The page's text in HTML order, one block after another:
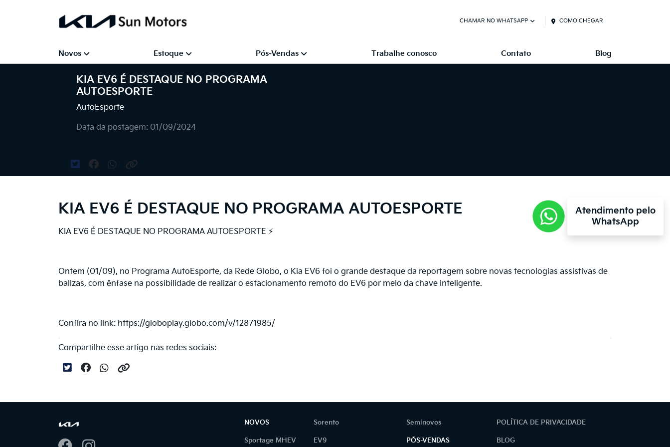
CHAMAR NO WHATSAPP COMO CHEGAR
Novos Estoque Pós-Vendas Trabalhe conosco Contato Blog
KIA EV6 É DESTAQUE NO PROGRAMA
AUTOESPORTE
AutoEsporte
Data da postagem: 01/09/2024
KIA EV6 É DESTAQUE NO PROGRAMA AUTOESPORTE
KIA EV6 É DESTAQUE NO PROGRAMA AUTOESPORTE ⚡
Ontem (01/09), no Programa AutoEsporte, da Rede Globo, o Kia EV6 foi o grande destaque da reportagem sobre novas tecnologias assistivas de
balizas, com ênfase na possibilidade de realizar o estacionamento remoto do EV6 por meio da chave inteligente.
Confira no link: https://globoplay.globo.com/v/12871985/
Compartilhe esse artigo nas redes sociais:
NOVOS
Sportage MHEV
Sorento
EV9
Seminovos
PÓS-VENDAS
POLÍTICA DE PRIVACIDADE
BLOG
Atendimento pelo
WhatsApp